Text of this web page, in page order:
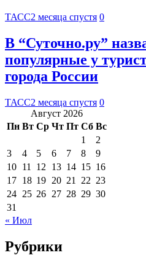
ТАСС2 месяца спустя 0
В “Суточно.ру”
популярные у
города России
ТАСС2 месяца спустя 0
Август 2026
Пн Вт Ср Чт Пт Сб Вс
1
2
3
4 5 6 7 8
9
10 11 12 13 14 15 16
17 18 19 20 21 22 23
24 25 26 27 28 29 30
31
« Июл
Рубрики